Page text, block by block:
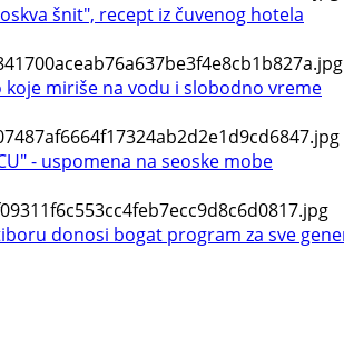
šnit", recept iz čuvenog hotela
koje miriše na vodu i slobodno vreme
- uspomena na seoske mobe
donosi bogat program za sve